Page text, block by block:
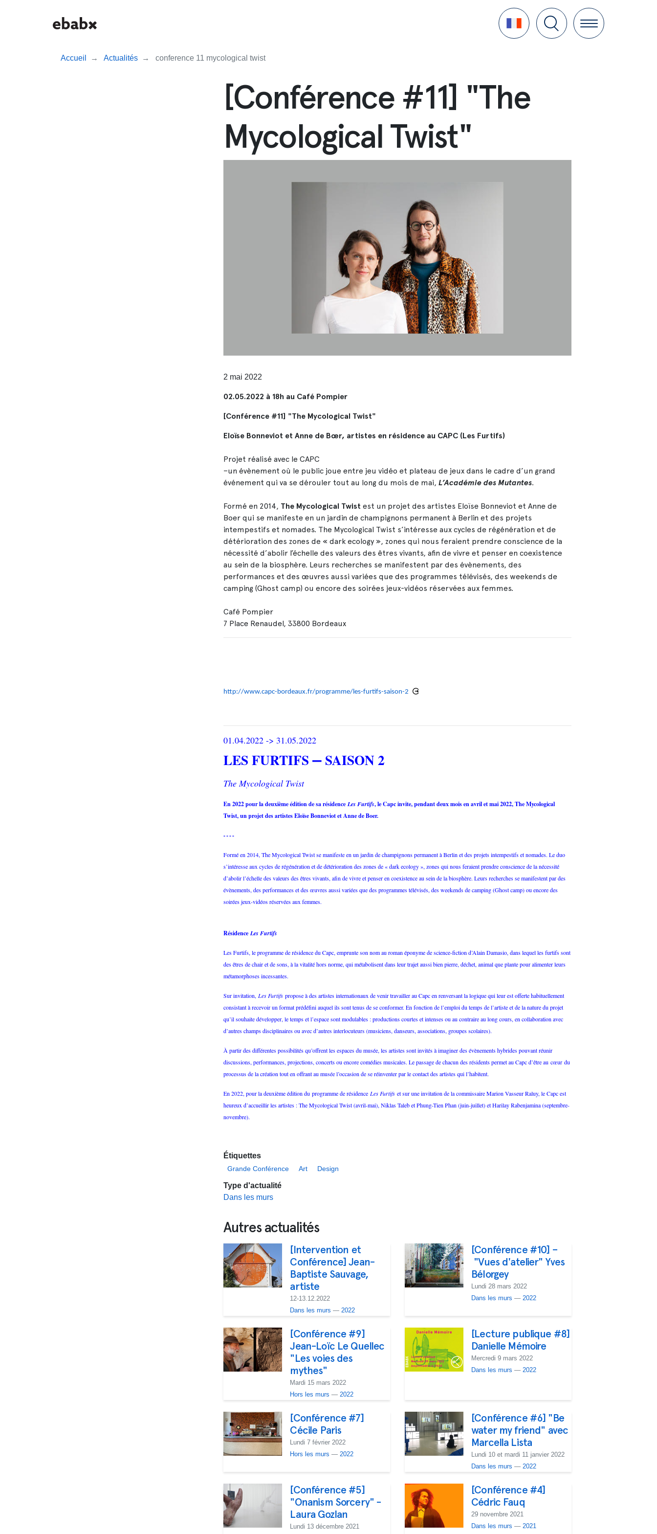
Language
Accueil Actualités conference 11 mycological twist
[Conférence #11] "The
Mycological Twist"
2 mai 2022
02.05.2022 à 18h au Café Pompier
[Conférence #11] "The Mycological Twist"
Eloïse Bonneviot et Anne de Bœr, artistes en résidence au CAPC (Les Furtifs)
Projet réalisé avec le CAPC
–un évènement où le public joue entre jeu vidéo et plateau de jeux dans le cadre d’un grand
événement qui va se dérouler tout au long du mois de mai, L’Académie des Mutantes.
Formé en 2014, The Mycological Twist est un projet des artistes Eloïse Bonneviot et Anne de
Boer qui se manifeste en un jardin de champignons permanent à Berlin et des projets
intempestifs et nomades. The Mycological Twist s’intéresse aux cycles de régénération et de
détérioration des zones de « dark ecology », zones qui nous feraient prendre conscience de la
nécessité d’abolir l’échelle des valeurs des êtres vivants, afin de vivre et penser en coexistence
au sein de la biosphère. Leurs recherches se manifestent par des évènements, des
performances et des œuvres aussi variées que des programmes télévisés, des weekends de
camping (Ghost camp) ou encore des soirées jeux-vidéos réservées aux femmes.
Café Pompier
7 Place Renaudel, 33800 Bordeaux
http://www.capc-bordeaux.fr/programme/les-furtifs-saison-2
01.04.2022 -> 31.05.2022
LES FURTIFS‒ SAISON 2
The Mycological Twist
En 2022 pour la deuxième édition de sa résidenceLes Furtifs, le Capc invite, pendant deux mois en avril et mai 2022, The Mycological
Twist, un projet des artistes Eloïse Bonneviot et Anne de Boer.
----
Formé en 2014, The Mycological Twist se manifeste en un jardin de champignons permanent à Berlin et des projets intempestifs et nomades. Le duo
s’intéresse aux cycles de régénération et de détérioration des zones de « dark ecology », zones qui nous feraient prendre conscience de la nécessité
d’abolir l’échelle des valeurs des êtres vivants, afin de vivre et penser en coexistence au sein de la biosphère. Leurs recherches se manifestent par des
évènements, des performances et des œuvres aussi variées que des programmes télévisés, des weekends de camping (Ghost camp) ou encore des
soirées jeux-vidéos réservées aux femmes.
RésidenceLes Furtifs
Les Furtifs, le programme de résidence du Capc, emprunte son nom au roman éponyme de science-fiction d’Alain Damasio, dans lequel les furtifs sont
des êtres de chair et de sons, à la vitalité hors norme, qui métabolisent dans leur trajet aussi bien pierre, déchet, animal que plante pour alimenter leurs
métamorphoses incessantes.
Sur invitation, Les Furtifs propose à des artistes internationaux de venir travailler au Capc en renversant la logique qui leur est offerte habituellement
consistant à recevoir un format prédéfini auquel ils sont tenus de se conformer. En fonction de l’emploi du temps de l’artiste et de la nature du projet
qu’il souhaite développer, le temps et l’espace sont modulables : productions courtes et intenses ou au contraire au long cours, en collaboration avec
d’autres champs disciplinaires ou avec d’autres interlocuteurs (musiciens, danseurs, associations, groupes scolaires).
À partir des différentes possibilités qu’offrent les espaces du musée, les artistes sont invités à imaginer des évènements hybrides pouvant réunir
discussions, performances, projections, concerts ou encore comédies musicales. Le passage de chacun des résidents permet au Capc d’être au cœur du
processus de la création tout en offrant au musée l’occasion de se réinventer par le contact des artistes qui l’habitent.
En 2022, pour la deuxième édition du programme de résidence Les Furtifset sur une invitation de la commissaire Marion Vasseur Raluy, le Capc est
heureux d’accueillir les artistes : The Mycological Twist (avril-mai), Niklas Taleb et Phung-Tien Phan (juin-juillet) et Harilay Rabenjamina (septembre-
novembre).
Étiquettes
Grande Conférence Art Design
Type d'actualité
Dans les murs
Autres actualités
[Intervention et
Conférence] Jean-
Baptiste Sauvage,
artiste
12-13.12.2022
Dans les murs —2022
[Conférence #10] –
"Vues d'atelier" Yves
Bélorgey
Lundi 28 mars 2022
Dans les murs —2022
[Conférence #9]
Jean-Loïc Le Quellec
"Les voies des
mythes"
Mardi 15 mars 2022
Hors les murs —2022
[Lecture publique #8]
Danielle Mémoire
Mercredi 9 mars 2022
Dans les murs —2022
[Conférence #7]
Cécile Paris
Lundi 7 février 2022
Hors les murs —2022
[Conférence #6] "Be
water my friend" avec
Marcella Lista
Lundi 10 et mardi 11 janvier 2022
Dans les murs —2022
[Conférence #5]
"Onanism Sorcery" -
Laura Gozlan
Lundi 13 décembre 2021
[Conférence #4]
Cédric Fauq
29 novembre 2021
Dans les murs —2021